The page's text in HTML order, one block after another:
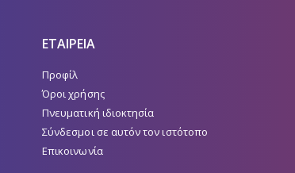
ΕΤΑΙΡΕΙΑ
Προφίλ
Όροι χρήσης
Πνευματική ιδιοκτησία
Σύνδεσμοι σε αυτόν τον ιστότοπο
Επικοινωνία